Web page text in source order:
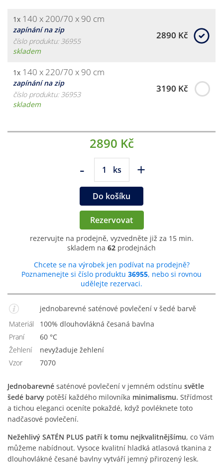
1x 140 x 200/70 x 90 cm
zapínání na zip
číslo produktu: 36955
skladem
2890 Kč
1x 140 x 220/70 x 90 cm
zapínání na zip
číslo produktu: 36953
skladem
3190 Kč
2890 Kč
- ks +
Do košíku
Rezervovat
rezervujte na prodejně, vyzvedněte již za 15 min.
skladem na 62 prodejnách
Chcete se na výrobek jen podívat na prodejně?
Poznamenejte si číslo produktu 36955, nebo si rovnou
udělejte rezervaci.
jednobarevné saténové povlečení v šedé barvě
Materiál
100% dlouhovlákná česaná bavlna
Praní
60 °C
Žehlení
Nevyžaduje žehlení
Vzor
7070
Jednobarevné saténové povlečení v jemném odstínu světle
šedé barvy potěší každého milovníka minimalismu. Střídmost
a tichou eleganci oceníte pokaždé, když povléknete toto
nadčasové povlečení.
Nežehlivý SATÉN PLUS patří k tomu nejkvalitnějšímu, co Vám
můžeme nabídnout. Vysoce kvalitní hladká atlasová tkanina z
dlouhovlákné česané bavlny vytváří jemný přirozený lesk.